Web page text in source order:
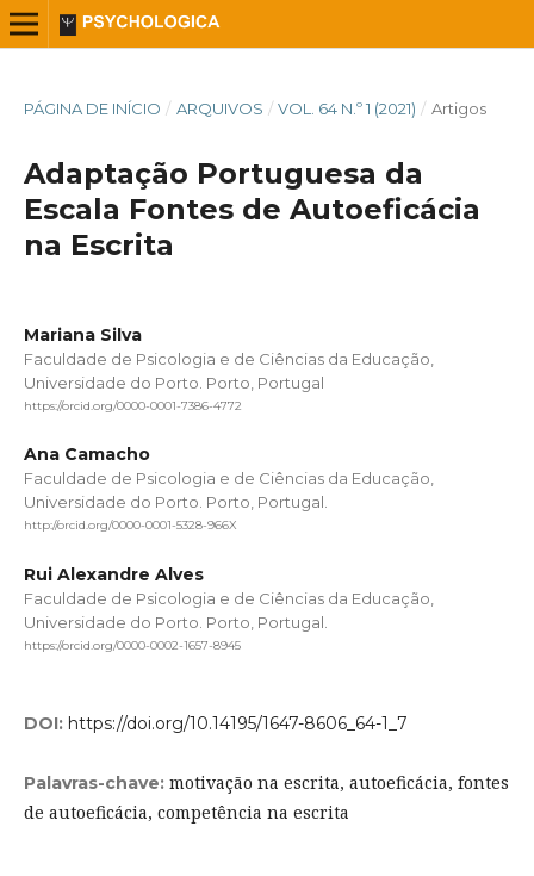
PÁGINA DE INÍCIO / ARQUIVOS / VOL. 64 N.º 1 (2021) / Artigos
Adaptação Portuguesa da
Escala Fontes de Autoeficácia
na Escrita
Mariana Silva
Faculdade de Psicologia e de Ciências da Educação,
Universidade do Porto. Porto, Portugal
https://orcid.org/0000-0001-7386-4772
Ana Camacho
Faculdade de Psicologia e de Ciências da Educação,
Universidade do Porto. Porto, Portugal.
http://orcid.org/0000-0001-5328-966X
Rui Alexandre Alves
Faculdade de Psicologia e de Ciências da Educação,
Universidade do Porto. Porto, Portugal.
https://orcid.org/0000-0002-1657-8945
DOI: https://doi.org/10.14195/1647-8606_64-1_7
Palavras-chave: motivação na escrita, autoeficácia, fontes
de autoeficácia, competência na escrita